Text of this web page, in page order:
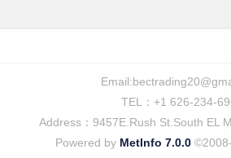
Email:
TEL：+1 626-234-
Address：9457E.Rush St.South
Powered by MetInfo 7.0.0